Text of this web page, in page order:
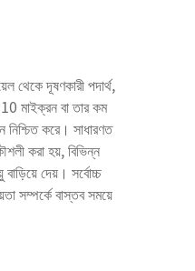
থেকে দূষণকারী পদার্থ,
10 মাইক্রন বা তার কম
করে। সাধারণত
করা হয়, বিভিন্ন
দেয়। সর্বোচ্চ
সম্পর্কে বাস্তব সময়ে